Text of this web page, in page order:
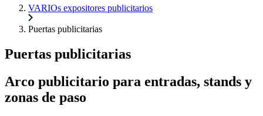
VARIOs expositores publicitarios
Puertas publicitarias
Puertas publicitarias
Arco publicitario para entradas, stands y
zonas de paso